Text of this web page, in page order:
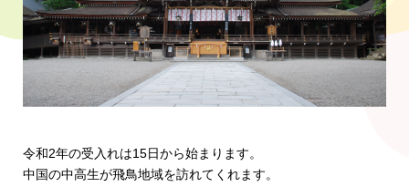
令和2年の受入れは15日から始まります。
中国の中高生が飛鳥地域を訪れてくれます。